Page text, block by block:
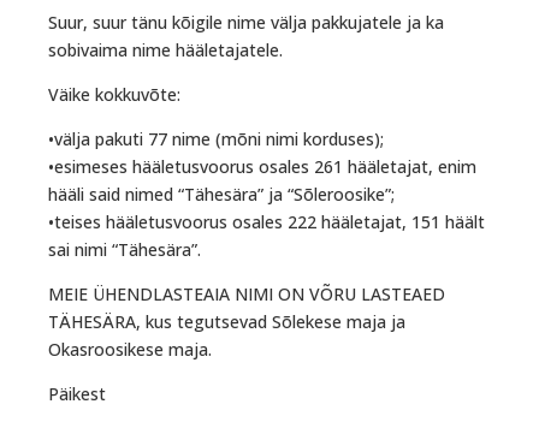
Suur, suur tänu kõigile nime välja pakkujatele ja ka
sobivaima nime hääletajatele.
Väike kokkuvõte:
•välja pakuti 77 nime (mõni nimi korduses);
•esimeses hääletusvoorus osales 261 hääletajat, enim
hääli said nimed “Tähesära” ja “Sõleroosike”;
•teises hääletusvoorus osales 222 hääletajat, 151 häält
sai nimi “Tähesära”.
MEIE ÜHENDLASTEAIA NIMI ON VÕRU LASTEAED
TÄHESÄRA, kus tegutsevad Sõlekese maja ja
Okasroosikese maja.
Päikest